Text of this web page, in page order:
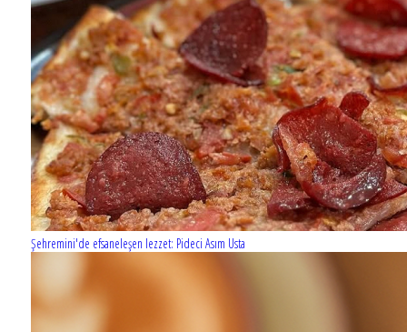
Şehremini'de efsaneleşen lezzet: Pideci Asım Usta